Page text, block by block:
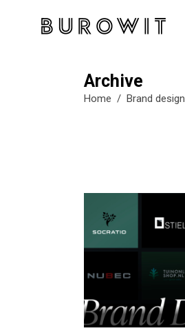
Archive
Home / Brand design